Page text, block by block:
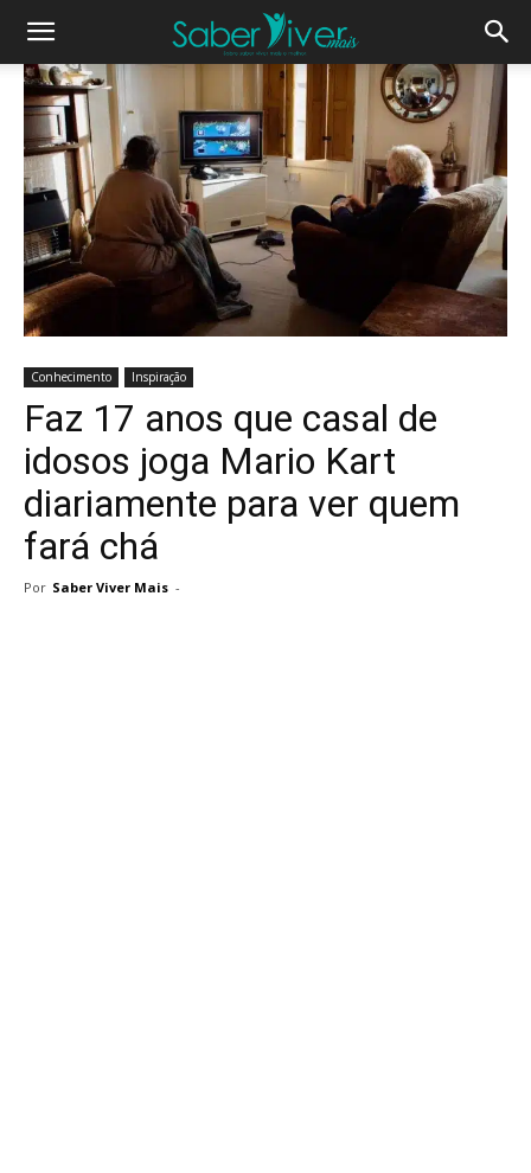
Conhecimento Inspiração
Faz 17 anos que casal de
idosos joga Mario Kart
diariamente para ver quem
fará chá
Por Saber Viver Mais -